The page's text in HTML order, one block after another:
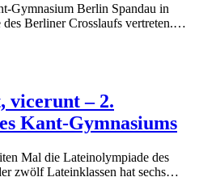
Gymnasium Berlin Spandau in
des Berliner Crosslaufs vertreten.…
vicerunt – 2.
Kant-Gymnasiums
Mal die Lateinolympiade des
zwölf Lateinklassen hat sechs…